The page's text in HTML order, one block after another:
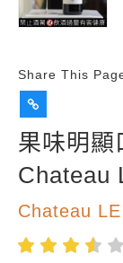
Share This
果味明顯
Chateau
Chateau